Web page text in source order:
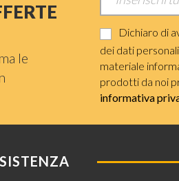
le
Dichiaro di
dei dati
materiale
prodotti da noi
informativa